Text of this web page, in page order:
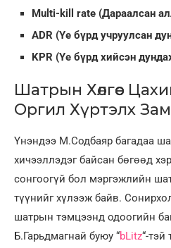
Multi-kill rate (Дараалсан
ADR (Үе бүрд учруулсан
KPR (Үе бүрд хийсэн
Шатрын Хөлгөөс
Оргил Хүртэлх
Үнэндээ М.Содбаяр багадаа
хичээллэдэг байсан бөгөөд
сонгоогүй бол мэргэжлийн
түүнийг хүлээж байв.
шатрын тэмцээнд одоогийн
Б.Гарьдмагнай буюу “bLitz“-тэй